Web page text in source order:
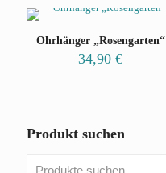
Ohrhänger „Rosengarten“
34,90€
Produkt suchen